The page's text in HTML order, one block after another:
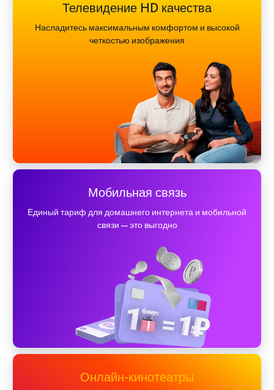
Телевидение HD качества
Насладитесь максимальным комфортом и высокой
четкостью изображения
Мобильная связь
Единый тариф для домашнего интернета и мобильной
связи — это выгодно
Онлайн-кинотеатры